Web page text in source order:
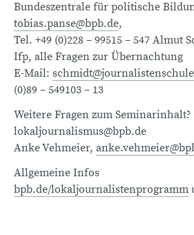
Bundeszentrale für politische
tobias.panse@bpb.de,
Tel. +49 (0)228 – 99515 – 547 Almut
Ifp, alle Fragen zur Übernachtung
E-Mail:
(0)89 – 549103 – 13
Weitere Fragen zum Seminarinhalt?
lokaljournalismus@bpb.de
Anke Vehmeier,
Allgemeine Infos
bpb.de/lokaljournalistenprogramm